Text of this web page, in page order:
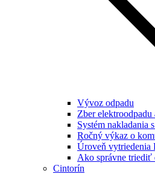
Vývoz odpadu
Zber elektroodpadu
Systém nakladania
Ročný výkaz o
Úroveň vytriedenia
Ako správne triediť
Cintorín